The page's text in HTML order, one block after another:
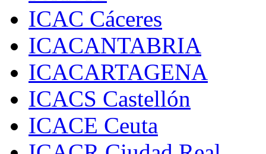
ICAC Cáceres
ICACANTABRIA
ICACARTAGENA
ICACS Castellón
ICACE Ceuta